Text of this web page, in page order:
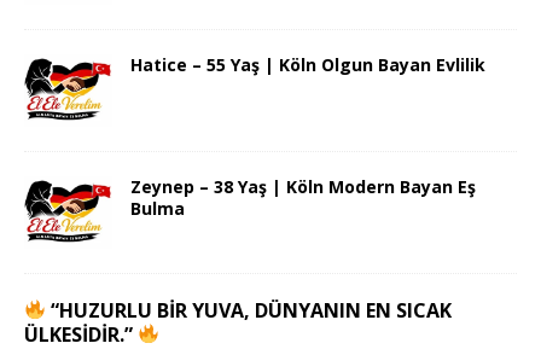
Hatice – 55 Yaş | Köln Olgun Bayan Evlilik
Zeynep – 38 Yaş | Köln Modern Bayan Eş
Bulma
“HUZURLU BIR YUVA, DÜNYANIN EN SICAK
ÜLKESIDIR.”